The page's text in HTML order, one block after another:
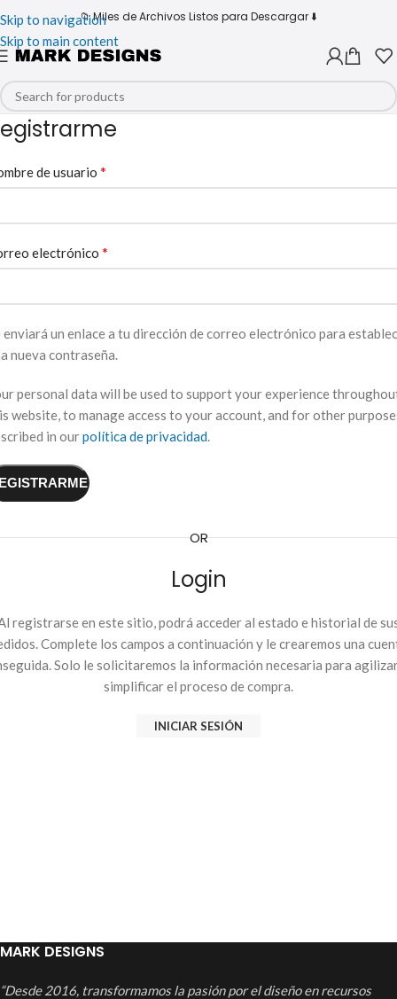
Skip to navigation
Skip to main content
📁 Miles de Archivos Listos para Descargar ⬇️
de usuario *
electrónico *
enviará un enlace a tu dirección de correo electrónico para
nueva contraseña.
personal data will be used to support your experience
website, to manage access to your account, and for other
in ourpolítica de privacidad.
OR
Login
registrarse en este sitio, podrá acceder al estado e historial de
Complete los campos a continuación y le crearemos una
Solo le solicitaremos la información necesaria para
simplificar el proceso de compra.
INICIAR SESIÓN
MARK DESIGNS
“Desde 2016, transformamos la pasión por el diseño en recursos